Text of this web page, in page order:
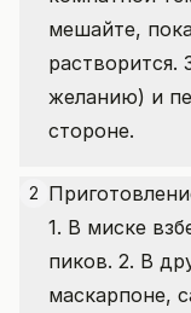
мешайте,
растворится.
желанию) и
стороне.
2
1. В миске
пиков. 2. В
маскарпоне,